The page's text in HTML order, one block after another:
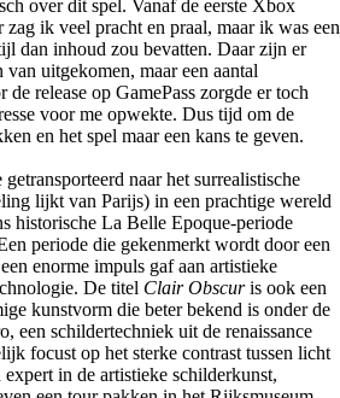
over dit spel. Vanaf de eerste Xbox
ik veel pracht en praal, maar ik was een
dan inhoud zou bevatten. Daar zijn er
uitgekomen, maar een aantal
release op GamePass zorgde er toch
voor me opwekte. Dus tijd om de
en het spel maar een kans te geven.
naar het surrealistische
lijkt van Parijs) in een prachtige wereld
historische La Belle Epoque-periode
periode die gekenmerkt wordt door een
enorme impuls gaf aan artistieke
De titel Clair Obscuris ook een
kunstvorm die beter bekend is onder de
een schildertechniek uit de renaissance
focust op het sterke contrast tussen licht
in de artistieke schilderkunst,